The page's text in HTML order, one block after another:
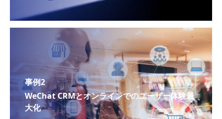
事例2
WeChat CRMとオンラインでのユーザー体験最
大化